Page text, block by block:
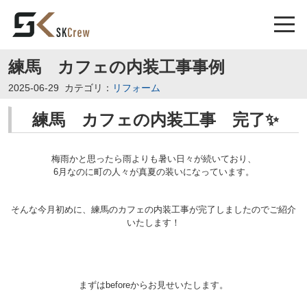
練馬 カフェの内装工事事例
2025-06-29 カテゴリ： リフォーム
練馬 カフェの内装工事 完了✨
梅雨かと思ったら雨よりも暑い日々が続いており、
6月なのに町の人々が真夏の装いになっています。
そんな今月初めに、練馬のカフェの内装工事が完了しましたのでご紹介
いたします！
まずはbeforeからお見せいたします。